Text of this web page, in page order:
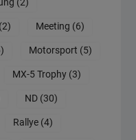
(2)
Meeting (6)
Motorsport (5)
MX-5 Trophy(3)
ND(30)
Rallye(4)